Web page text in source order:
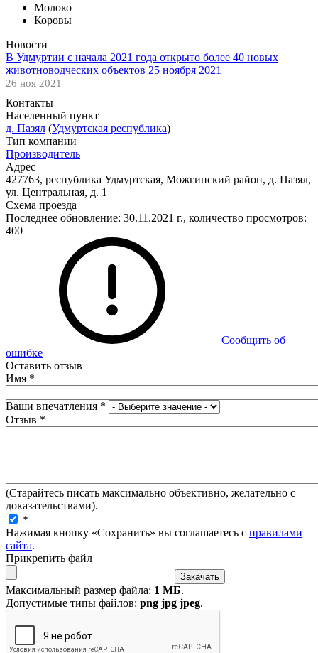
Молоко
Коровы
Новости
В Удмуртии с начала 2021 года открыто более 40 новых
животноводческих объектов 25 ноября 2021
26 ноя 2021
Контакты
Населенный пункт
д. Пазял (Удмуртская республика)
Тип компании
Производитель
Адрес
427763, республика Удмуртская, Можгинский район, д. Пазял,
ул. Центральная, д. 1
Схема проезда
Последнее обновление: 30.11.2021 г., количество просмотров:
400
Сообщить об
ошибке
Оставить отзыв
Имя *
Ваши впечатления *
Отзыв *
(Старайтесь писать максимально объективно, желательно с
доказательствами).
*
Нажимая кнопку «Сохранить» вы соглашаетесь с правилами
сайта.
Прикрепить файл
Максимальный размер файла: 1 МБ.
Допустимые типы файлов: png jpg jpeg.